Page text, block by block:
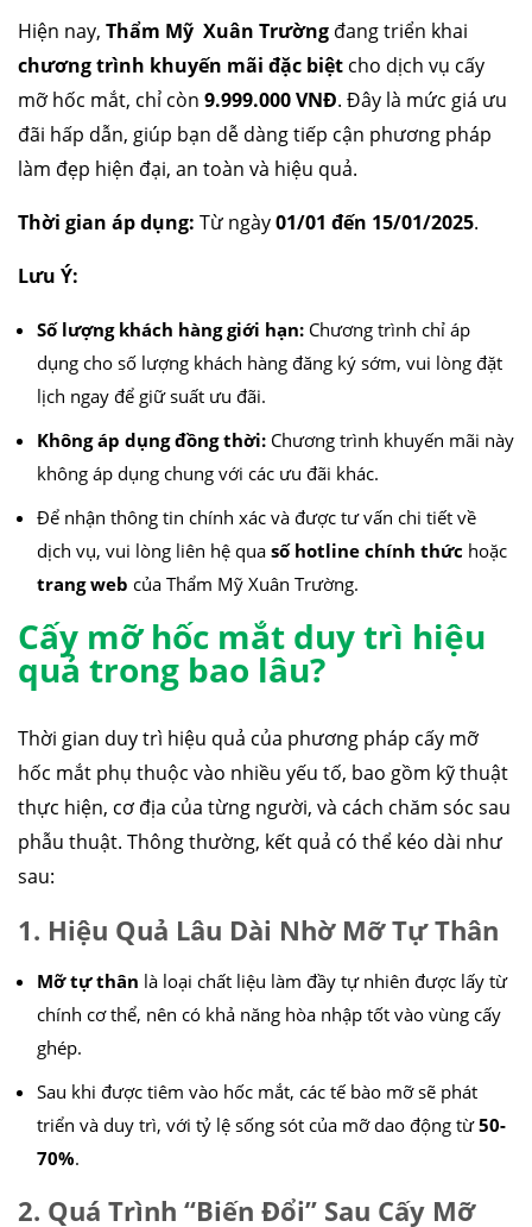
Hiện nay, Thẩm Mỹ Xuân Trường đang triển khai
chương trình khuyến mãi đặc biệt cho dịch vụ cấy
mỡ hốc mắt, chỉ còn 9.999.000 VNĐ. Đây là mức giá ưu
đãi hấp dẫn, giúp bạn dễ dàng tiếp cận phương pháp
làm đẹp hiện đại, an toàn và hiệu quả.
Thời gian áp dụng: Từ ngày01/01 đến 15/01/2025.
Lưu Ý:
Số lượng khách hàng giới hạn: Chương trình chỉ áp
dụng cho số lượng khách hàng đăng ký sớm, vui lòng đặt
lịch ngay để giữ suất ưu đãi.
Không áp dụng đồng thời: Chương trình khuyến mãi này
không áp dụng chung với các ưu đãi khác.
Để nhận thông tin chính xác và được tư vấn chi tiết về
dịch vụ, vui lòng liên hệ qua số hotline chính thức hoặc
trang web của Thẩm Mỹ Xuân Trường.
Cấy mỡ hốc mắt duy trì hiệu
quả trong bao lâu?
Thời gian duy trì hiệu quả của phương pháp cấy mỡ
hốc mắt phụ thuộc vào nhiều yếu tố, bao gồm kỹ thuật
thực hiện, cơ địa của từng người, và cách chăm sóc sau
phẫu thuật. Thông thường, kết quả có thể kéo dài như
sau:
1. Hiệu Quả Lâu Dài Nhờ Mỡ Tự Thân
Mỡ tự thân là loại chất liệu làm đầy tự nhiên được lấy từ
chính cơ thể, nên có khả năng hòa nhập tốt vào vùng cấy
ghép.
Sau khi được tiêm vào hốc mắt, các tế bào mỡ sẽ phát
triển và duy trì, với tỷ lệ sống sót của mỡ dao động từ50-
70%.
2. Quá Trình “Biến Đổi” Sau Cấy Mỡ